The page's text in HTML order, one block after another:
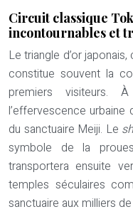
Circuit classique
incontournables et
Le triangle d’or
constitue souvent la
premiers visiteurs.
l’effervescence
du sanctuaire Meiji. Le
symbole de la
transportera ensuite
temples séculaires
sanctuaire aux milliers